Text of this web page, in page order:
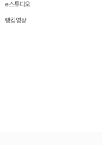
e스튜디오
랭킹영상